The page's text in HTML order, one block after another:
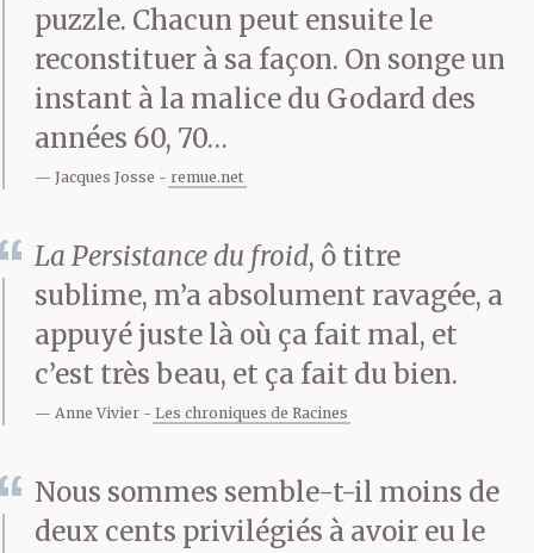
dorent sur la
façade biseautée des
immeubles immenses,
coupés en tranches
parallélépipèdes de
cristaux noirs.
Là-bas, derrière les
arbres urbains si bien
dessinés, les grandes
puzzle. Chacun peut ensuite le
reconstituer à sa façon. On songe un
instant à la malice du Godard des
années 60, 70…
Jacques Josse remue.net
La Persistance du froid, ô titre
sublime, m’a absolument ravagée, a
appuyé juste là où ça fait mal, et
c’est très beau, et ça fait du bien.
Anne Vivier Les chroniques de Racines
Nous sommes semble-t-il moins de
deux cents privilégiés à avoir eu le